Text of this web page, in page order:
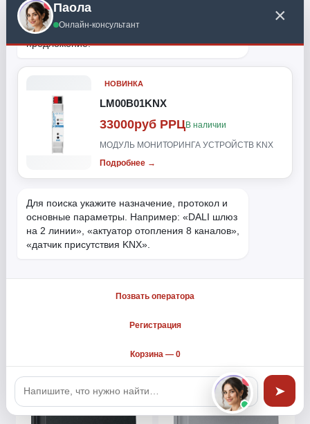
€93.42
Купить
adapter fr. HC transparent
Gira TX_44 (WP FM) c.alum.
арт. 040965
adapter fr. HC transparent
сохранения предпочтений и анализа действий
обработку персональных данных
Принять
Паола
Онлайн-консультант ×
Поиск по каталогу KNXWORLD. Специальное
предложение:
НОВИНКА
LM00B01KNX
33000руб РРЦВ наличии
МОДУЛЬ МОНИТОРИНГА УСТРОЙСТВ KNX
Подробнее →
Для поиска укажите назначение, протокол и
основные параметры. Например: «DALI шлюз
на 2 линии», «актуатор отопления 8 каналов»,
«датчик присутствия KNX».
Позвать оператора
Регистрация
Корзина — 0
➤